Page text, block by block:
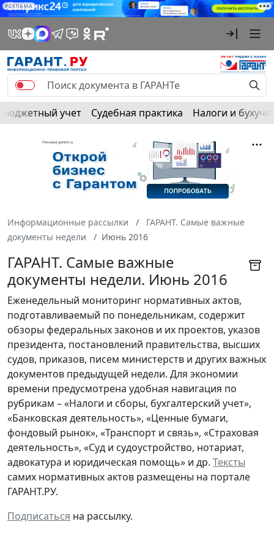
РЕКЛАМА
Бюджетный учет Судебная практика Налоги и
Информационные рассылки
ГАРАНТ. Самые важные
документы недели
Июнь 2016
ГАРАНТ. Самые важные
документы недели. Июнь 2016
Еженедельный мониторинг нормативных актов,
подготавливаемый по понедельникам, содержит
обзоры федеральных законов и их проектов, указов
президента, постановлений правительства, высших
судов, приказов, писем министерств и других важных
документов предыдущей недели. Для экономии
времени предусмотрена удобная навигация по
рубрикам – «Налоги и сборы, бухгалтерский учет»,
«Банковская деятельность», «Ценные бумаги,
фондовый рынок», «Транспорт и связь», «Страховая
деятельность», «Суд и судоустройство, нотариат,
адвокатура и юридическая помощь» и др. Тексты
самих нормативных актов размещены на портале
ГАРАНТ.РУ.
Подписаться на рассылку.